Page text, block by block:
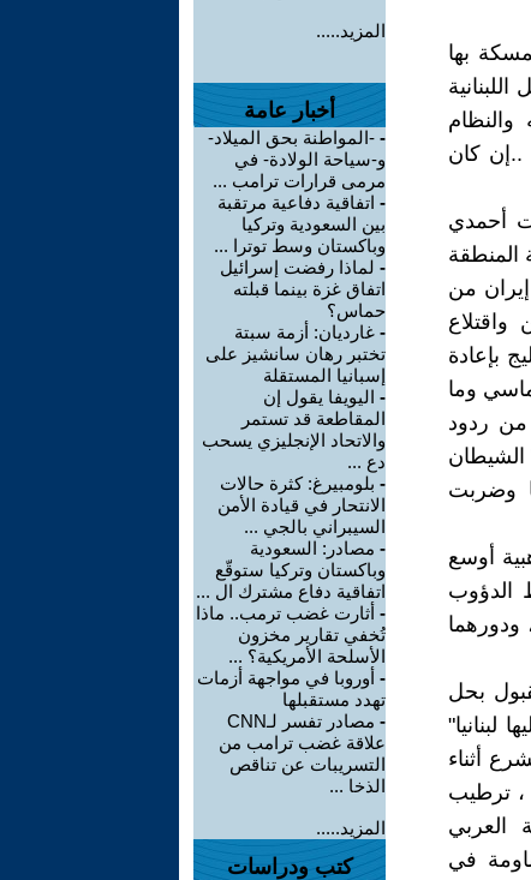
بها
..إن كان
أحمدي
المنطقة
من
بإعادة
وما
من ردود
الشيطان
وضربت
أوسع
الدؤوب
ودورهما
بحل
لبنانيا"
أثناء
، ترطيب
العربي
في
المزيد.....
أخبار عامة
- -المواطنة بحق الميلاد-
و-سياحة الولادة- في
مرمى قرارات ترامب ...
- اتفاقية دفاعية مرتقبة
بين السعودية وتركيا
وباكستان وسط توترا ...
- لماذا رفضت إسرائيل
اتفاق غزة بينما قبلته
حماس؟
- غارديان: أزمة سبتة
تختبر رهان سانشيز على
إسبانيا المستقلة
- اليويفا يقول إن
المقاطعة قد تستمر
والاتحاد الإنجليزي يسحب
دع ...
- بلومبيرغ: كثرة حالات
الانتحار في قيادة الأمن
السيبراني بالجي ...
- مصادر: السعودية
وباكستان وتركيا ستوقّع
اتفاقية دفاع مشترك ال ...
- أثارت غضب ترمب.. ماذا
تُخفي تقارير مخزون
الأسلحة الأمريكية؟ ...
- أوروبا في مواجهة أزمات
تهدد مستقبلها
-
مصادر تفسر لـCNN
علاقة غضب ترامب من
التسريبات عن تناقص
الذخا ...
المزيد.....
كتب ودراسات